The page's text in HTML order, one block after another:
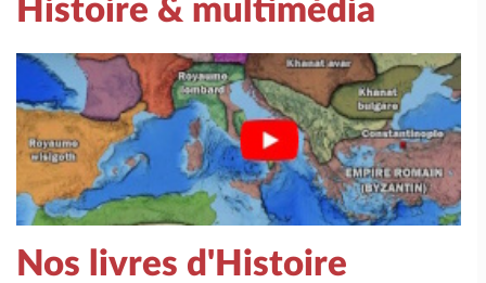
Histoire & multimédia
Nos livres d'Histoire